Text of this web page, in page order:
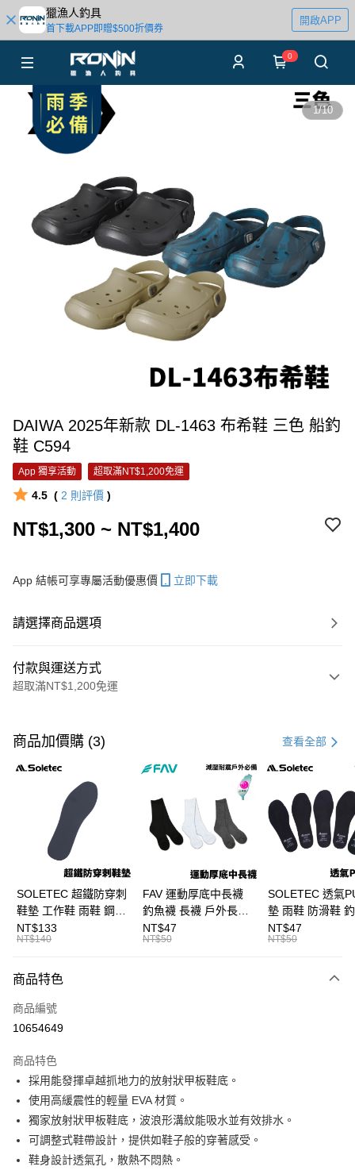
獵漁人釣具
首下載APP即贈$500折價券
開啟APP
0
1/10
DAIWA 2025年新款 DL-1463 布希鞋 三色 船釣
鞋 C594
App 獨享活動 超取滿NT$1,200免運
4.5 ( 2 則評價 )
NT$1,300 ~ NT$1,400
App 結帳可享專屬活動優惠價 立即下載
請選擇商品選項
付款與運送方式
超取滿NT$1,200免運
信用卡一次付款
信用卡分期付款
3 期 0 利率 每期 21家銀行
合作金庫商業銀行
第一商業銀行
華南商業銀行
彰化商業銀行
上海商業儲蓄銀行
台北富邦商業銀行
國泰世華商業銀行
兆豐國際商業銀行
臺灣中小企業銀行
台中商業銀行
匯豐（台灣）商業銀行
華泰商業銀行
聯邦商業銀行
遠東國際商業銀行
元大商業銀行
台灣樂天信用卡公司
超商取貨付款
Apple Pay
悠遊付
大哥付你分期
【大哥付你分期使用說明】
2.付款方式選擇「大哥付你分期」，訂單成立後會自動跳轉到大哥付的交易
流程，驗證手機門號後，選擇欲分期的期數、繳款截止日，確認付款後即完
4.訂單成立30分鐘內，如未前往確認交易或遇審核未通過，訂單將自動取
消。如遇「轉專審核」未通過狀況，表示未達大哥付你分期系統評分，恕無
法說明評估內容。
【繳款方式說明】
1.分期款項不併入電信帳單，「大哥付你分期」於每月結算日後寄送繳費提
醒簡訊。
帳／街口支付／iPASS MONEY」等通路繳費。
相關說明
【關於「AFTEE先享後付」】
便利好安心！
２．便利：只要手機號碼，簡訊認證，即可結帳。
３．安心：先確認商品／服務後，再付款。
【「AFTEE先享後付」結帳流程】
１．於結帳方式選擇「AFTEE先享後付」後，將跳轉至「AFTEE先享後付」
結帳頁面，進行簡訊認證並確認金額後，即可完成結帳。
貨到付款
運送方式
全家取貨付款
每筆NT$60，滿NT$1,200(含以上)免運費
商品加價購 (3) 查看全部
SOLETEC 超鐵防穿刺
鞋墊 工作鞋 雨鞋 鋼頭
鞋配件 C667
NT$133
NT$140
FAV 運動厚底中長襪
釣魚襪 長襪 戶外長襪
運動襪 C668
NT$47
NT$50
SOLETEC 透氣
墊 雨鞋 防滑鞋
墊 溯溪鞋 C693
NT$47
NT$50
商品特色
商品編號
10654649
商品特色
採用能發揮卓越抓地力的放射狀甲板鞋底。
使用高緩震性的輕量 EVA 材質。
獨家放射狀甲板鞋底，波浪形溝紋能吸水並有效排水。
可調整式鞋帶設計，提供如鞋子般的穿著感受。
鞋身設計透氣孔，散熱不悶熱。